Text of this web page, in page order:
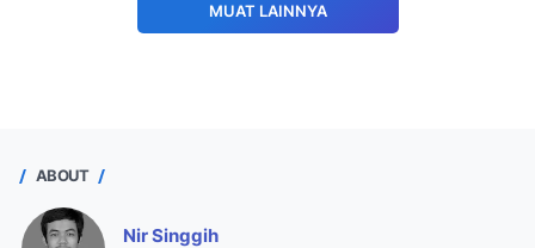
MUAT LAINNYA
ABOUT
Nir Singgih